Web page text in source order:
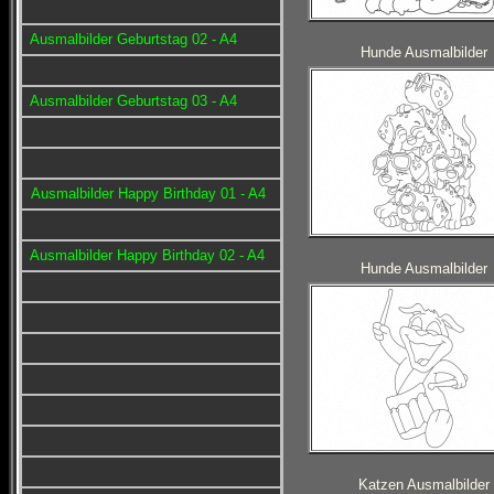
Ausmalbilder Geburtstag 02 - A4
Ausmalbilder Geburtstag 03 - A4
Ausmalbilder Happy Birthday 01 - A4
Ausmalbilder Happy Birthday 02 - A4
Hunde Ausmalbilder
Hunde Ausmalbilder
Katzen Ausmalbilder